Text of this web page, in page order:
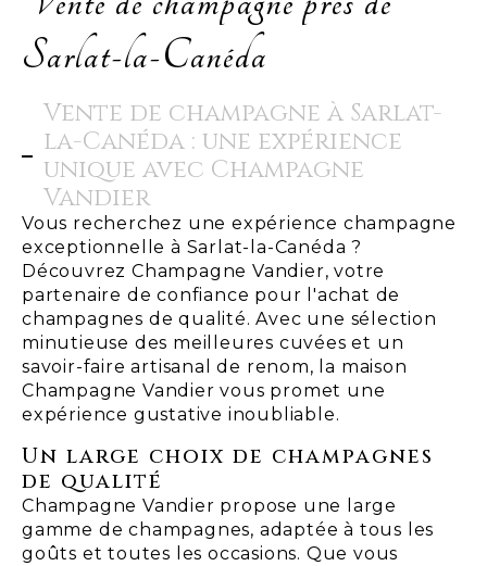
Sarlat-la-Canéda
Vente de champagne à Sarlat-
la-Canéda : une expérience
unique avec Champagne
Vandier
Vous recherchez une expérience champagne
exceptionnelle à Sarlat-la-Canéda ?
Découvrez Champagne Vandier, votre
partenaire de confiance pour l'achat de
champagnes de qualité. Avec une sélection
minutieuse des meilleures cuvées et un
savoir-faire artisanal de renom, la maison
Champagne Vandier vous promet une
expérience gustative inoubliable.
Un large choix de champagnes
de qualité
Champagne Vandier propose une large
gamme de champagnes, adaptée à tous les
goûts et toutes les occasions. Que vous